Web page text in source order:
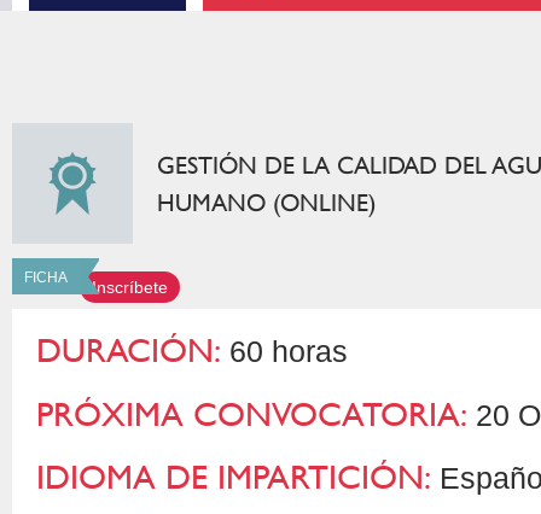
GESTIÓN DE LA CALIDAD DEL
HUMANO (ONLINE)
FICHA Inscríbete
DURACIÓN: 60 horas
PRÓXIMA CONVOCATORIA: 20
IDIOMA DE IMPARTICIÓN: